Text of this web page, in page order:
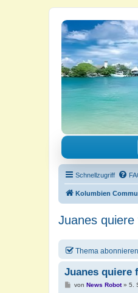
Reisen, Auswandern,
Schnellzugriff
Kolumbien
Juanes
Thema abonnieren
Juanes quiere
Bvon News Robot» 5.